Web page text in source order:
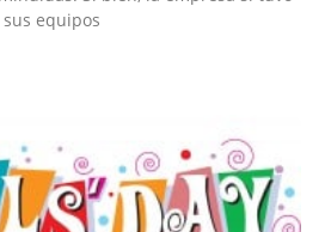
equipos